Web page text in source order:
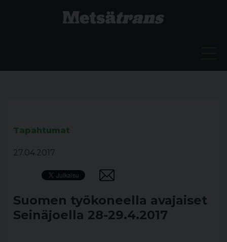
Tapahtumat
27.04.2017
Suomen työkoneella avajaiset
Seinäjoella 28-29.4.2017